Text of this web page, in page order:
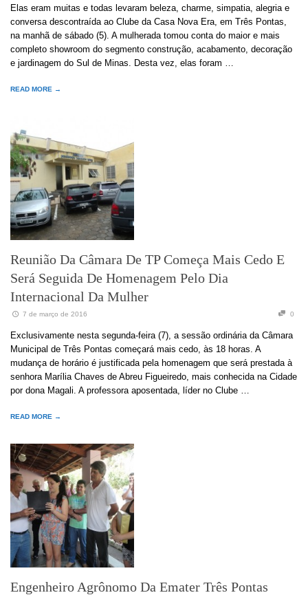
Elas eram muitas e todas levaram beleza, charme, simpatia, alegria e
conversa descontraída ao Clube da Casa Nova Era, em Três Pontas,
na manhã de sábado (5). A mulherada tomou conta do maior e mais
completo showroom do segmento construção, acabamento, decoração
e jardinagem do Sul de Minas. Desta vez, elas foram …
READ MORE →
Reunião Da Câmara De TP Começa Mais Cedo E
Será Seguida De Homenagem Pelo Dia
Internacional Da Mulher
7 de março de 2016 0
Exclusivamente nesta segunda-feira (7), a sessão ordinária da Câmara
Municipal de Três Pontas começará mais cedo, às 18 horas. A
mudança de horário é justificada pela homenagem que será prestada à
senhora Marília Chaves de Abreu Figueiredo, mais conhecida na Cidade
por dona Magali. A professora aposentada, líder no Clube …
READ MORE →
Engenheiro Agrônomo Da Emater Três Pontas